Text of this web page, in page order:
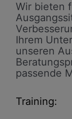
Wir bieten
Ihrem
unseren
passende
Training: